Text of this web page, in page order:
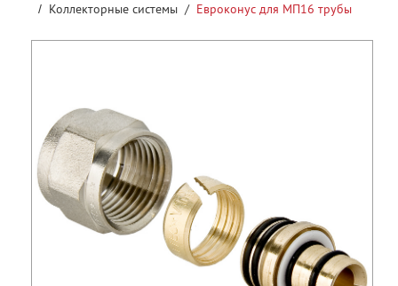
Коллекторные системы
Евроконус для МП16 трубы